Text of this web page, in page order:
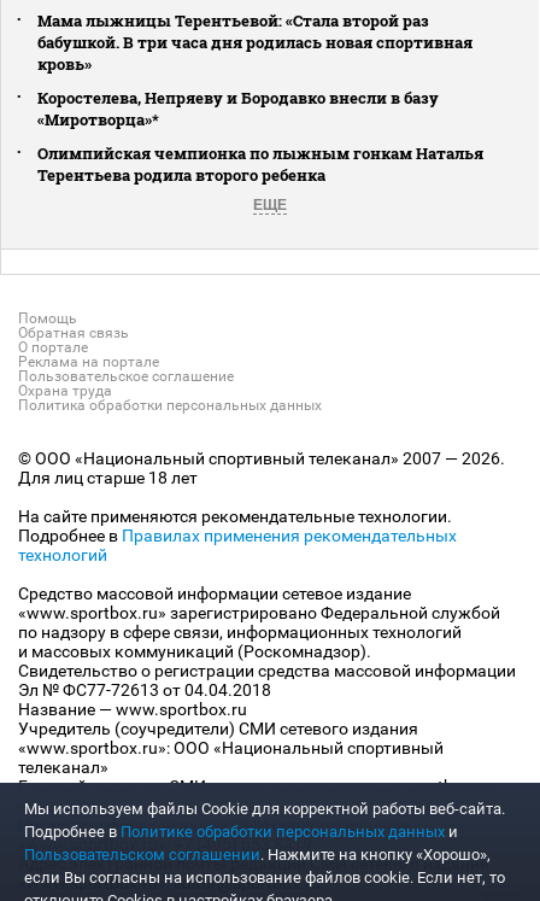
Мама лыжницы Терентьевой: «Стала второй раз
бабушкой. В три часа дня родилась новая спортивная
кровь»
Коростелева, Непряеву и Бородавко внесли в базу
«Миротворца»*
Олимпийская чемпионка по лыжным гонкам Наталья
Терентьева родила второго ребенка
ЕЩЕ
Помощь
Обратная связь
О портале
Реклама на портале
Пользовательское соглашение
Охрана труда
Политика обработки персональных данных
© ООО «Национальный спортивный телеканал» 2007 — 2026.
Для лиц старше 18 лет
На сайте применяются рекомендательные технологии.
Подробнее в Правилах применения рекомендательных
технологий
Средство массовой информации сетевое издание
«www.sportbox.ru» зарегистрировано Федеральной службой
по надзору в сфере связи, информационных технологий
и массовых коммуникаций (Роскомнадзор).
Свидетельство о регистрации средства массовой информации
Эл № ФС77-72613 от 04.04.2018
Название — www.sportbox.ru
Учредитель (соучредители) СМИ сетевого издания
«www.sportbox.ru»: ООО «Национальный спортивный
телеканал»
Главный редактор СМИ сетевого издания «www.sportbox.ru»:
Конов В.А.
Номер телефона редакции СМИ сетевого издания
«www.sportbox.ru»: +7 (495) 653 8419
Адрес электронной почты редакции СМИ сетевого издания
«www.sportbox.ru»: editor@sportbox.ru
Мы используем файлы Сookie для корректной работы веб-сайта.
Подробнее в Политике обработки персональных данных и
Пользовательском соглашении. Нажмите на кнопку «Хорошо»,
если Вы согласны на использование файлов cookie. Если нет, то